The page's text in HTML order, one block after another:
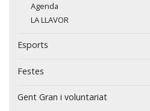
Agenda
LA LLAVOR
Esports
Festes
Gent Gran i voluntariat